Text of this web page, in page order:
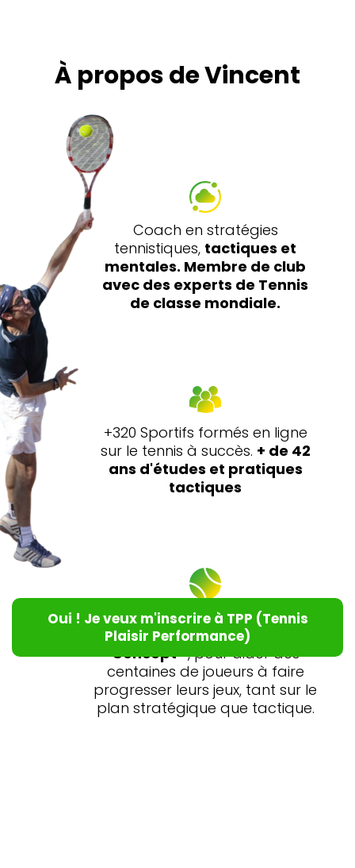
À propos de Vincent
Coach en stratégies
tennistiques, tactiques et
mentales. Membre de club
avec des experts de Tennis
de classe mondiale.
+320 Sportifs formés en ligne
sur le tennis à succès. + de 42
ans d'études et pratiques
tactiques
Créateur du blog de tennis n°1
en France « Blog Tennis
Concept », pour aider des
centaines de joueurs à faire
progresser leurs jeux, tant sur le
plan stratégique que tactique.
Oui ! Je veux m'inscrire à TPP (Tennis
Plaisir Performance)